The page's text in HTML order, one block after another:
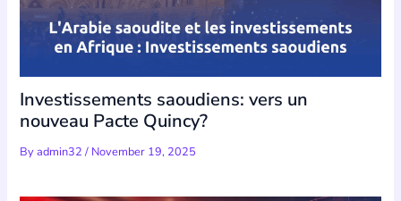
Investissements saoudiens: vers un
nouveau Pacte Quincy?
Byadmin32/ November 19, 2025